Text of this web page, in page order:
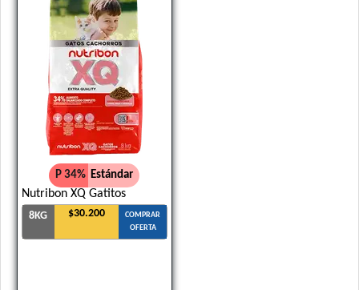
P 34% Estándar
Nutribon XQ Gatitos
8KG $30.200
COMPRAR
OFERTA